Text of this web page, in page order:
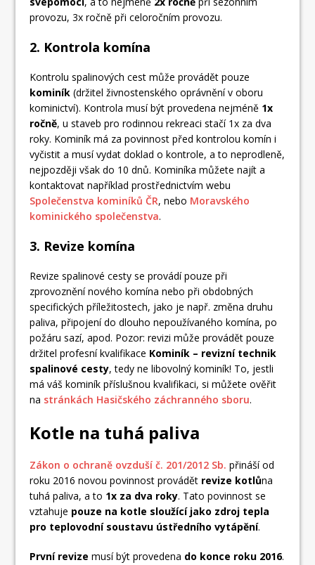
provozu, 3x ročně při celoročním provozu.
2. Kontrola komína
Kontrolu spalinových cest může provádět pouze
kominík (držitel živnostenského oprávnění v oboru
kominictví). Kontrola musí být provedena nejméně 1x
ročně, u staveb pro rodinnou rekreaci stačí 1x za dva
roky. Kominík má za povinnost před kontrolou komín i
vyčistit a musí vydat doklad o kontrole, a to neprodleně,
nejpozději však do 10 dnů. Kominíka můžete najít a
kontaktovat například prostřednictvím webu
Společenstva kominíků ČR, nebo Moravského
kominického společenstva.
3. Revize komína
Revize spalinové cesty se provádí pouze při
zprovoznění nového komína nebo při obdobných
specifických příležitostech, jako je např. změna druhu
paliva, připojení do dlouho nepoužívaného komína, po
požáru sazí, apod. Pozor: revizi může provádět pouze
držitel profesní kvalifikace Kominík – revizní technik
spalinové cesty, tedy ne libovolný kominík! To, jestli
má váš kominík příslušnou kvalifikaci, si můžete ověřit
na stránkách Hasičského záchranného sboru.
Kotle na tuhá paliva
Zákon o ochraně ovzduší č. 201/2012 Sb. přináší od
roku 2016 novou povinnost provádět revize kotlůna
tuhá paliva, a to 1x za dva roky. Tato povinnost se
vztahuje pouze na kotle sloužící jako zdroj tepla
pro teplovodní soustavu ústředního vytápění.
První revize musí být provedena do konce roku 2016.